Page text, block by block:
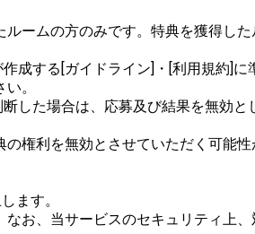
ームの方のみです。特典を獲得し
成する[ガイドライン]・[利用規約]
。
した場合は、応募及び結果を無効と
権利を無効とさせていただく可能性
ます。
お、当サービスのセキュリティ上